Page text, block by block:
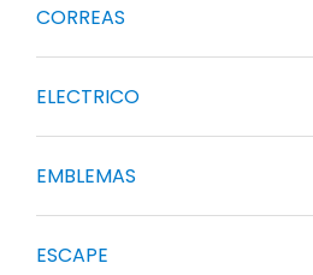
CORREAS
ELECTRICO
EMBLEMAS
ESCAPE